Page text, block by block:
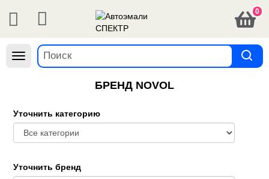
0
Навигация
БРЕНД NOVOL
Уточнить категорию
Уточнить бренд